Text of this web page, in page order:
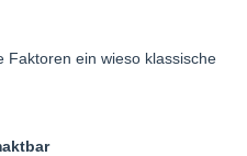
Faktoren ein wieso klassische